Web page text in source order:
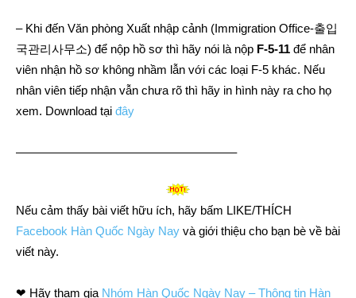
– Khi đến Văn phòng Xuất nhập cảnh (Immigration Office-출입
국관리사무소) để nộp hồ sơ thì hãy nói là nộp F-5-11 để nhân
viên nhận hồ sơ không nhầm lẫn với các loại F-5 khác. Nếu
nhân viên tiếp nhận vẫn chưa rõ thì hãy in hình này ra cho họ
xem. Download tại đây
——————————————————–
Nếu cảm thấy bài viết hữu ích, hãy bấm LIKE/THÍCH
Facebook Hàn Quốc Ngày Nay và giới thiệu cho bạn bè về bài
viết này.
❤ Hãy tham gia Nhóm Hàn Quốc Ngày Nay – Thông tin Hàn